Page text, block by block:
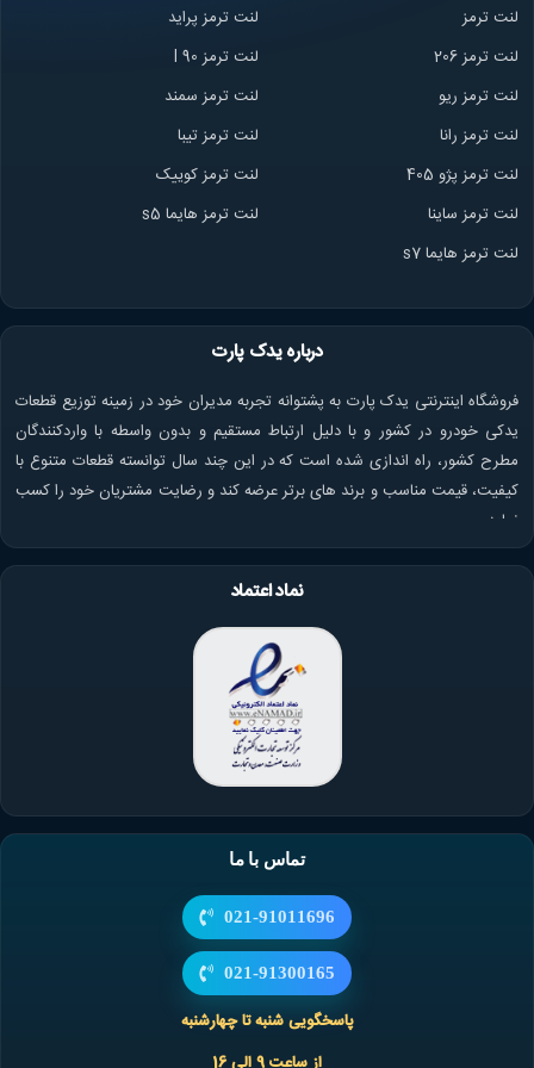
لنت ترمز
لنت ترمز پراید
لنت ترمز 206
لنت ترمز l 90
لنت ترمز ریو
لنت ترمز سمند
لنت ترمز رانا
لنت ترمز تیبا
لنت ترمز پژو 405
لنت ترمز کوییک
لنت ترمز ساینا
لنت ترمز هایما s5
لنت ترمز هایما s7
درباره یدک پارت
فروشگاه اینترنتی یدک پارت به پشتوانه تجربه مدیران خود در زمینه توزیع قطعات
یدکی خودرو در کشور و با دلیل ارتباط مستقیم و بدون واسطه با واردکنندگان
مطرح کشور، راه اندازی شده است که در این چند سال توانسته قطعات متنوع با
کیفیت، قیمت مناسب و برند های برتر عرضه کند و رضایت مشتریان خود را کسب
نماید.
نماد اعتماد
تماس با ما
021-91011696
021-91300165
پاسخگویی شنبه تا چهارشنبه